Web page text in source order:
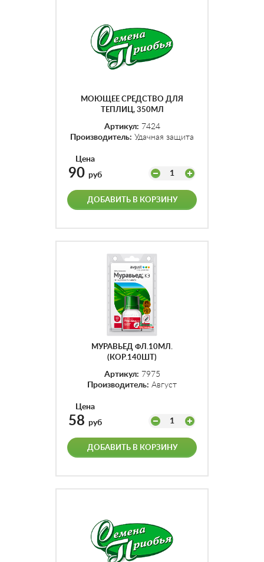
МОЮЩЕЕ СРЕДСТВО ДЛЯ
ТЕПЛИЦ, 350МЛ
Артикул: 7424
Производитель: Удачная защита
Цена
90 руб 1
ДОБАВИТЬ В КОРЗИНУ
МУРАВЬЕД ФЛ.10МЛ.
(КОР.140ШТ)
Артикул: 7975
Производитель: Август
Цена
58 руб 1
ДОБАВИТЬ В КОРЗИНУ